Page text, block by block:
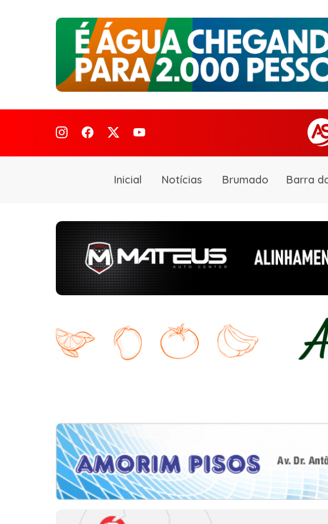
Inicial Notícias Brumado Barra